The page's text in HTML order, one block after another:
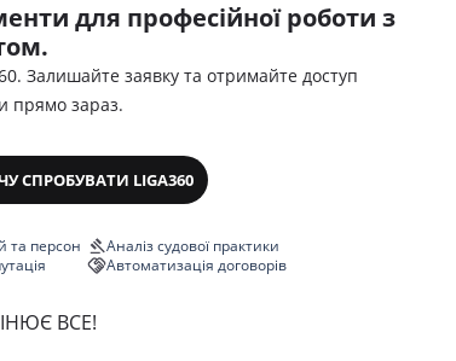
для професійної роботи з
Залишайте заявку та отримайте доступ
прямо зараз.
СПРОБУВАТИ LIGA360
та персон
Аналіз судової практики
Автоматизація договорів
ВСЕ!